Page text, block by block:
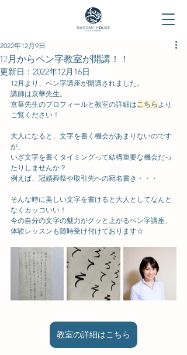
12月からペン字教室が開講！！
2022年12月9日
更新日： 2022年12月16日
12月より、ペン字講座が開講されました。
講師は京華先生。
京華先生のプロフィールと教室の詳細はこちらより
ご覧ください！
大人になると、文字を書く機会があまりないのです
が、
いざ文字を書くタイミングって結構重要な機会だっ
たりしませんか？
例えば、冠婚葬祭や取引先への宛名書き・・・
そんな時に美しい文字を書けると大人としてなんと
なくカッコいい！
今の自分の文字の魅力がグッと上がるペン字講座、
体験レッスンも随時受け付けております☆
教室の詳細はこちら